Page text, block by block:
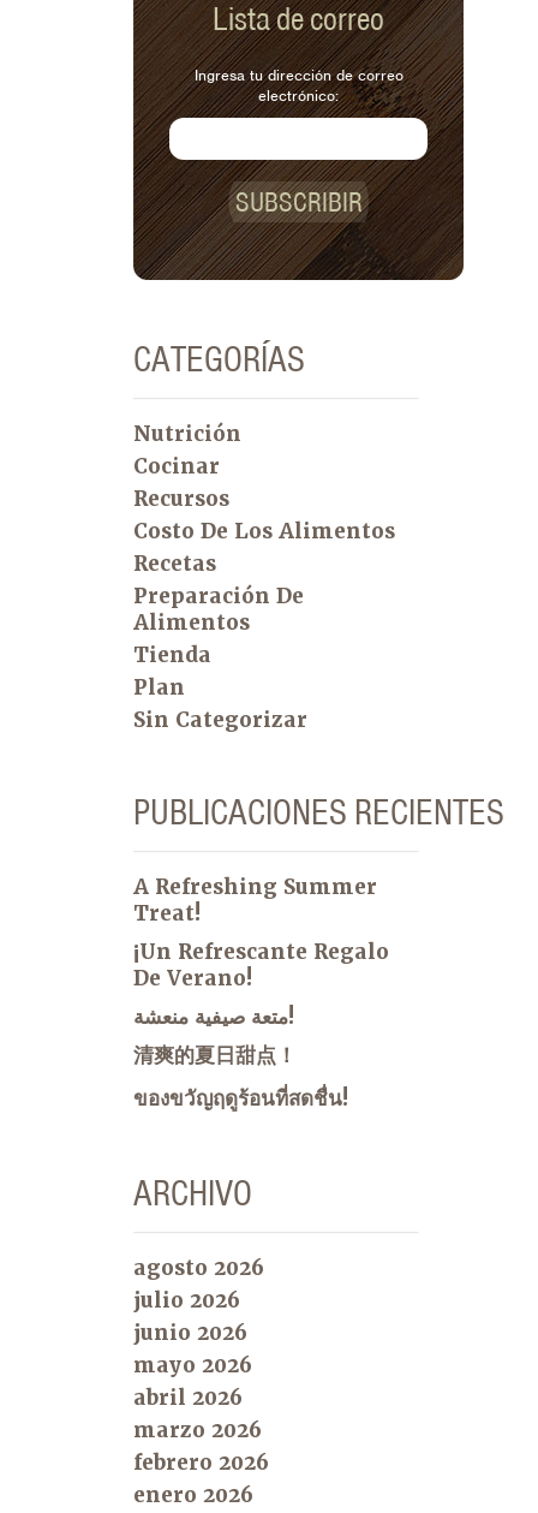
Lista de correo
Ingresa tu dirección de correo
electrónico:
SUBSCRIBIR
CATEGORÍAS
Nutrición
Cocinar
Recursos
Costo De Los Alimentos
Recetas
Preparación De
Alimentos
Tienda
Plan
Sin Categorizar
PUBLICACIONES RECIENTES
A Refreshing Summer
Treat!
¡Un Refrescante Regalo
De Verano!
متعة صيفية منعشة!
清爽的夏日甜点！
ของขวัญฤดูร้อนที่สดชื่น!
ARCHIVO
agosto 2026
julio 2026
junio 2026
mayo 2026
abril 2026
marzo 2026
febrero 2026
enero 2026